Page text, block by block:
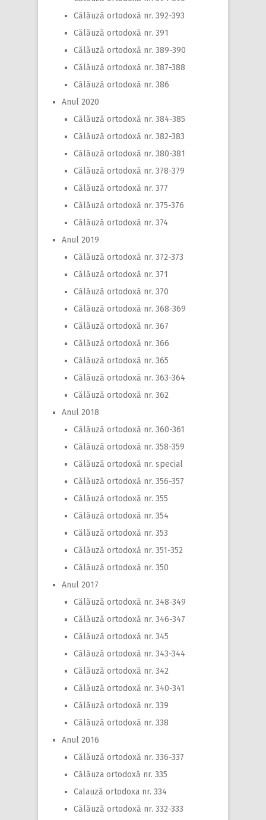
Călăuză ortodoxă nr. 392-393
Călăuză ortodoxă nr. 391
Călăuză ortodoxă nr. 389-390
Călăuză ortodoxă nr. 387-388
Călăuză ortodoxă nr. 386
Anul 2020
Călăuză ortodoxă nr. 384-385
Călăuză ortodoxă nr. 382-383
Călăuză ortodoxă nr. 380-381
Călăuză ortodoxă nr. 378-379
Călăuză ortodoxă nr. 377
Călăuză ortodoxă nr. 375-376
Călăuză ortodoxă nr. 374
Anul 2019
Călăuză ortodoxă nr. 372-373
Călăuză ortodoxă nr. 371
Călăuză ortodoxă nr. 370
Călăuză ortodoxă nr. 368-369
Călăuză ortodoxă nr. 367
Călăuză ortodoxă nr. 366
Călăuză ortodoxă nr. 365
Călăuză ortodoxă nr. 363-364
Călăuză ortodoxă nr. 362
Anul 2018
Călăuză ortodoxă nr. 360-361
Călăuză ortodoxă nr. 358-359
Călăuză ortodoxă nr. special
Călăuză ortodoxă nr. 356-357
Călăuză ortodoxă nr. 355
Călăuză ortodoxă nr. 354
Călăuză ortodoxă nr. 353
Călăuză ortodoxă nr. 351-352
Călăuză ortodoxă nr. 350
Anul 2017
Călăuză ortodoxă nr. 348-349
Călăuză ortodoxă nr. 346-347
Călăuză ortodoxă nr. 345
Călăuză ortodoxă nr. 343-344
Călăuză ortodoxă nr. 342
Călăuză ortodoxă nr. 340-341
Călăuză ortodoxă nr. 339
Călăuză ortodoxă nr. 338
Anul 2016
Călăuză ortodoxă nr. 336-337
Călăuza ortodoxă nr. 335
Calauză ortodoxa nr. 334
Călăuză ortodoxă nr. 332-333